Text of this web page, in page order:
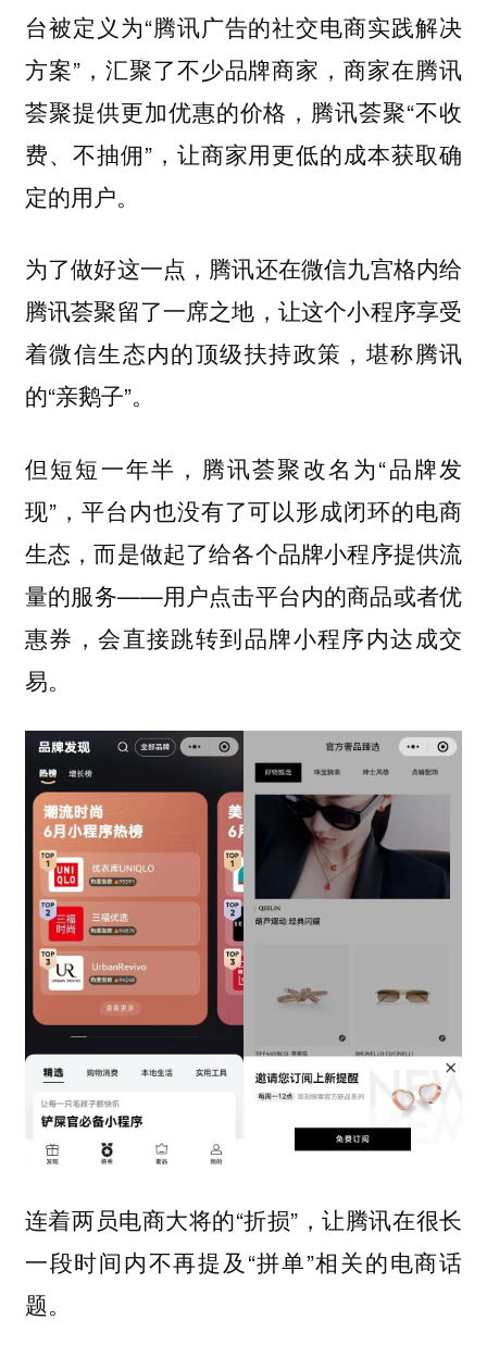
台被定义为“腾讯广告的社交电商实践解决
方案”，汇聚了不少品牌商家，商家在腾讯
荟聚提供更加优惠的价格，腾讯荟聚“不收
费、不抽佣”，让商家用更低的成本获取确
定的用户。
为了做好这一点，腾讯还在微信九宫格内给
腾讯荟聚留了一席之地，让这个小程序享受
着微信生态内的顶级扶持政策，堪称腾讯
的“亲鹅子”。
但短短一年半，腾讯荟聚改名为“品牌发
现”，平台内也没有了可以形成闭环的电商
生态，而是做起了给各个品牌小程序提供流
量的服务——用户点击平台内的商品或者优
惠券，会直接跳转到品牌小程序内达成交
易。
连着两员电商大将的“折损”，让腾讯在很长
一段时间内不再提及“拼单”相关的电商话
题。